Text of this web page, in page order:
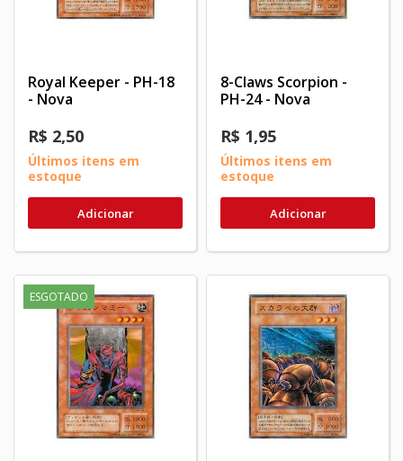
Royal Keeper - PH-18
- Nova
R$ 2,50
Últimos itens em
estoque
Adicionar
8-Claws Scorpion -
PH-24 - Nova
R$ 1,95
Últimos itens em
estoque
Adicionar
ESGOTADO